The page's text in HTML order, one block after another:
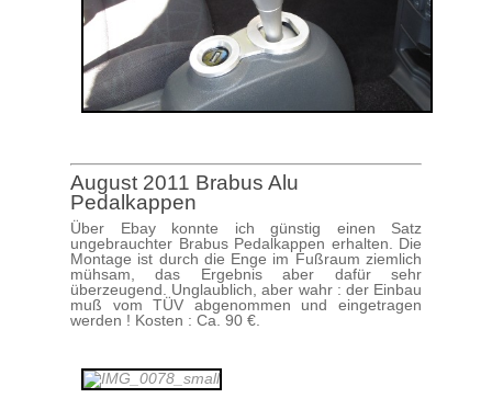
August 2011 Brabus Alu
Pedalkappen
Über Ebay konnte ich günstig einen Satz
ungebrauchter Brabus Pedalkappen erhalten. Die
Montage ist durch die Enge im Fußraum ziemlich
mühsam, das Ergebnis aber dafür sehr
überzeugend. Unglaublich, aber wahr : der Einbau
muß vom TÜV abgenommen und eingetragen
werden ! Kosten : Ca. 90 €.